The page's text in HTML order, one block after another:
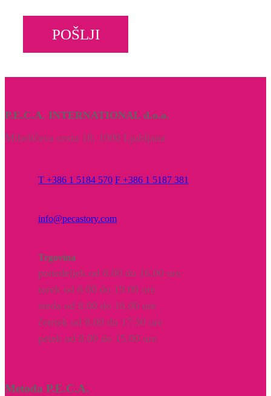
POŠLJI
P.E.C.A. INTERNATIONAL d.o.o.
Miheličeva cesta 18, 1000 Ljubljana
T +386 1 5184 570 F +386 1 5187 381
info@pecastory.com
Trgovina
ponedeljek od 8.00 do 16.00 ure
torek od 8.00 do 19.00 ure
sreda od 8.00 do 16.00 ure
četrtek od 8.00 do 17:30 ure
petek od 8.00 do 15.00 ure
Metoda P.E.C.A.